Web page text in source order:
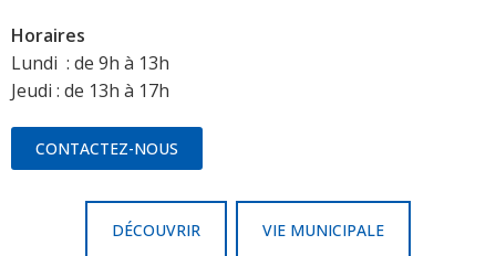
Horaires
Lundi : de 9h à 13h
Jeudi : de 13h à 17h
CONTACTEZ-NOUS
DÉCOUVRIR VIE MUNICIPALE